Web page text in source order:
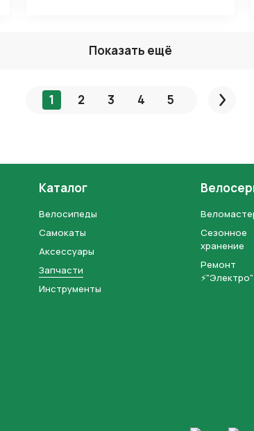
Показать ещё
1 2 3 4 5 След.
Каталог
Велосипеды
Самокаты
Аксессуары
Запчасти
Инструменты
Сезонное
хранение
Ремонт
⚡"Электро"